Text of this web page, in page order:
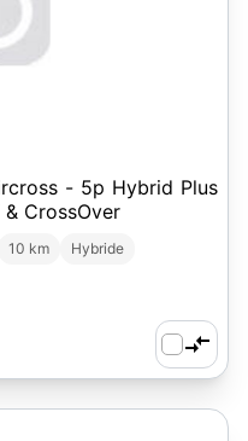
- 5p Hybrid Plus
CrossOver
10 km
Hybride